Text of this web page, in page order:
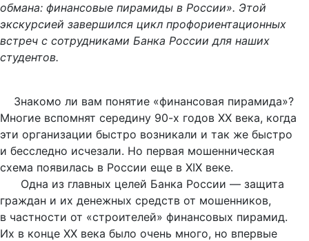
обмана: финансовые пирамиды в России». Этой
экскурсией завершился цикл профориентационных
встреч с сотрудниками Банка России для наших
студентов.
Знакомо ли вам понятие «финансовая пирамида»?
Многие вспомнят середину 90-х годов XX века, когда
эти организации быстро возникали и так же быстро
и бесследно исчезали. Но первая мошенническая
схема появилась в России еще в XIX веке.
Одна из главных целей Банка России — защита
граждан и их денежных средств от мошенников,
в частности от «строителей» финансовых пирамид.
Их в конце XX века было очень много, но впервые